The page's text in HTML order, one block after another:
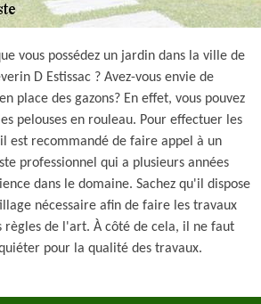
vous possédez un jardin dans la ville de
D Estissac ? Avez-vous envie de
place des gazons? En effet, vous pouvez
pelouses en rouleau. Pour effectuer les
est recommandé de faire appel à un
professionnel qui a plusieurs années
dans le domaine. Sachez qu'il dispose
nécessaire afin de faire les travaux
règles de l'art. À côté de cela, il ne faut
pour la qualité des travaux.